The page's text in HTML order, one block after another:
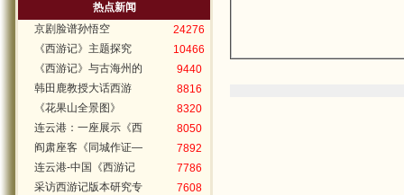
热点新闻
京剧脸谱孙悟空
24276
《西游记》主题探究
10466
《西游记》与古海州的
9440
韩田鹿教授大话西游
8816
《花果山全景图》
8320
连云港：一座展示《西
8050
阎肃座客《同城作证—
7892
连云港-中国《西游记
7786
采访西游记版本研究专
7608